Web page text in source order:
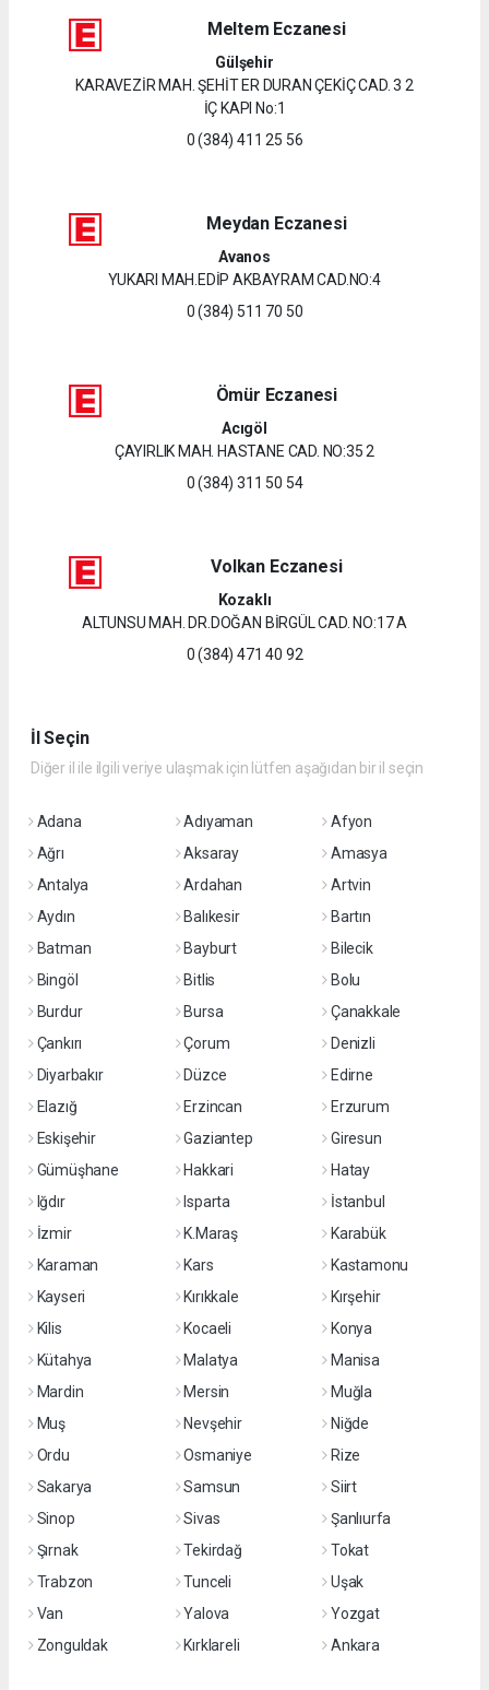
Meltem Eczanesi
Gülşehir
KARAVEZİR MAH. ŞEHİT ER DURAN ÇEKİÇ CAD. 3 2
İÇ KAPI No:1
0 (384) 411 25 56
Meydan Eczanesi
Avanos
YUKARI MAH.EDİP AKBAYRAM CAD.NO:4
0 (384) 511 70 50
Ömür Eczanesi
Acıgöl
ÇAYIRLIK MAH. HASTANE CAD. NO:35 2
0 (384) 311 50 54
Volkan Eczanesi
Kozaklı
ALTUNSU MAH. DR.DOĞAN BİRGÜL CAD. NO:17 A
0 (384) 471 40 92
İl Seçin
Diğer il ile ilgili veriye ulaşmak için lütfen aşağıdan bir il seçin
Adana Adıyaman
Afyon
Ağrı
Aksaray
Amasya
Antalya
Ardahan
Artvin
Aydın
Balıkesir
Bartın
Batman
Bayburt
Bilecik
Bingöl
Bitlis
Bolu
Burdur
Bursa
Çanakkale
Çankırı
Çorum
Denizli
Diyarbakır
Düzce
Edirne
Elazığ
Erzincan
Erzurum
Eskişehir
Gaziantep
Giresun
Gümüşhane
Hakkari
Hatay
Iğdır
Isparta
İstanbul
İzmir
K.Maraş
Karabük
Karaman
Kars
Kastamonu
Kayseri
Kırıkkale
Kırşehir
Kilis
Kocaeli
Konya
Kütahya
Malatya
Manisa
Mardin
Mersin
Muğla
Muş
Nevşehir
Niğde
Ordu
Osmaniye
Rize
Sakarya
Samsun
Siirt
Sinop
Sivas
Şanlıurfa
Şırnak
Tekirdağ
Tokat
Trabzon
Tunceli
Uşak
Van
Yalova
Yozgat
Zonguldak
Kırklareli Ankara